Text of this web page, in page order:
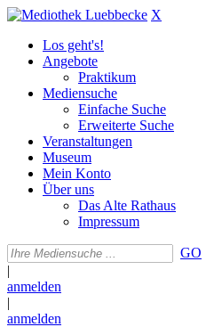
X
Los geht's!
Angebote
Praktikum
Mediensuche
Einfache Suche
Erweiterte Suche
Veranstaltungen
Museum
Mein Konto
Über uns
Das Alte Rathaus
Impressum
GO
|
anmelden
|
anmelden